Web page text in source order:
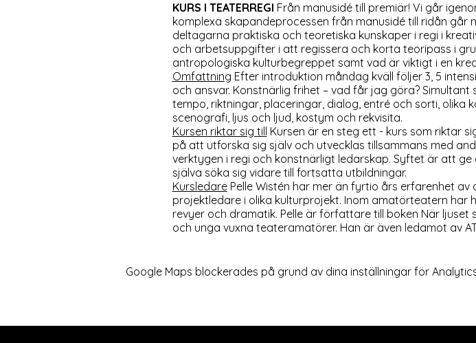
KURS I TEATERREGI Från manusidé till premiär! Vi går
komplexa skapandeprocessen från manusidé till ridån går
deltagarna praktiska och teoretiska kunskaper i regi i
och arbetsuppgifter i att regissera och korta teoripass i
antropologiska kulturbegreppet samt vad är viktigt i en
Omfattning Efter introduktion måndag kväll följer 3, 5
och ansvar. Konstnärlig frihet – vad får jag göra?
tempo, riktningar, placeringar, dialog, entré och sorti, olika
scenografi, ljus och ljud, kostym och rekvisita.
Kursen riktar sig till Kursen är en steg ett - kurs som riktar
på att utforska sig själv och utvecklas tillsammans med
verktygen i regi och konstnärligt ledarskap. Syftet är att
själva söka sig vidare till fortsatta utbildningar.
KursledarePelle Wistén har mer än fyrtio års erfarenhet
projektledare i olika kulturprojekt. Inom amatörteatern har
revyer och dramatik. Pelle är författare till boken När
och unga vuxna teateramatörer. Han är även ledamot av
Google Maps blockerades på grund av dina inställningar för